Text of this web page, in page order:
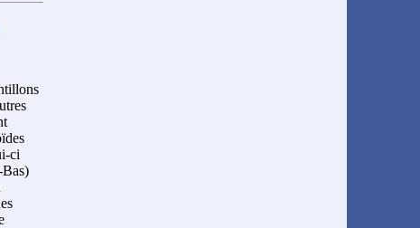
ci
Bas)